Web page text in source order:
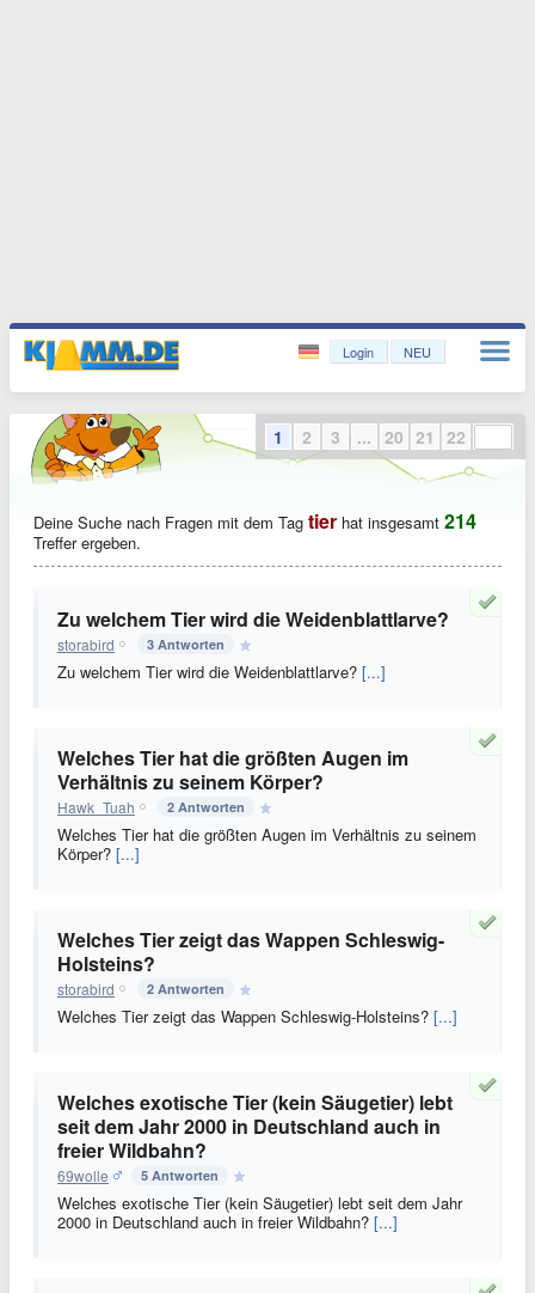
Login NEU
Deine Suche nach Fragen mit dem Tag tier hat insgesamt 214
Treffer ergeben.
Zu welchem Tier wird die Weidenblattlarve?
storabird 3 Antworten
Zu welchem Tier wird die Weidenblattlarve? [...]
Welches Tier hat die größten Augen im
Verhältnis zu seinem Körper?
Hawk_Tuah 2 Antworten
Welches Tier hat die größten Augen im Verhältnis zu seinem
Körper? [...]
Welches Tier zeigt das Wappen Schleswig-
Holsteins?
storabird 2 Antworten
Welches Tier zeigt das Wappen Schleswig-Holsteins? [...]
Welches exotische Tier (kein Säugetier) lebt
seit dem Jahr 2000 in Deutschland auch in
freier Wildbahn?
69wolle 5 Antworten
Welches exotische Tier (kein Säugetier) lebt seit dem Jahr
2000 in Deutschland auch in freier Wildbahn? [...]
1 2 3 ... 20 21 22